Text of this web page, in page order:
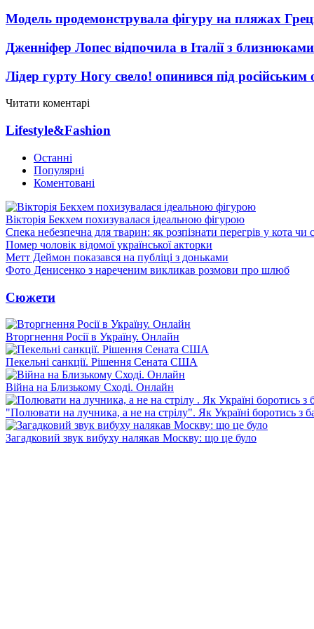
Модель продемонструвала фігуру на пляжах
Дженніфер Лопес відпочила в Італії з близнюками
Лідер гурту Ногу свело! опинився під російським
Читати коментарі
Lifestyle&Fashion
Останні
Популярні
Коментовані
Вікторія Бекхем похизувалася ідеальною фігурою
Спека небезпечна для тварин: як розпізнати перегрів у кота чи
Помер чоловік відомої української акторки
Метт Деймон показався на публіці з доньками
Фото Денисенко з нареченим викликав розмови про шлюб
Сюжети
Вторгнення Росії в Україну. Онлайн
Пекельні санкції. Рішення Сената США
Війна на Близькому Сході. Онлайн
"Полювати на лучника, а не на стрілу". Як Україні боротись з
Загадковий звук вибуху налякав Москву: що це було